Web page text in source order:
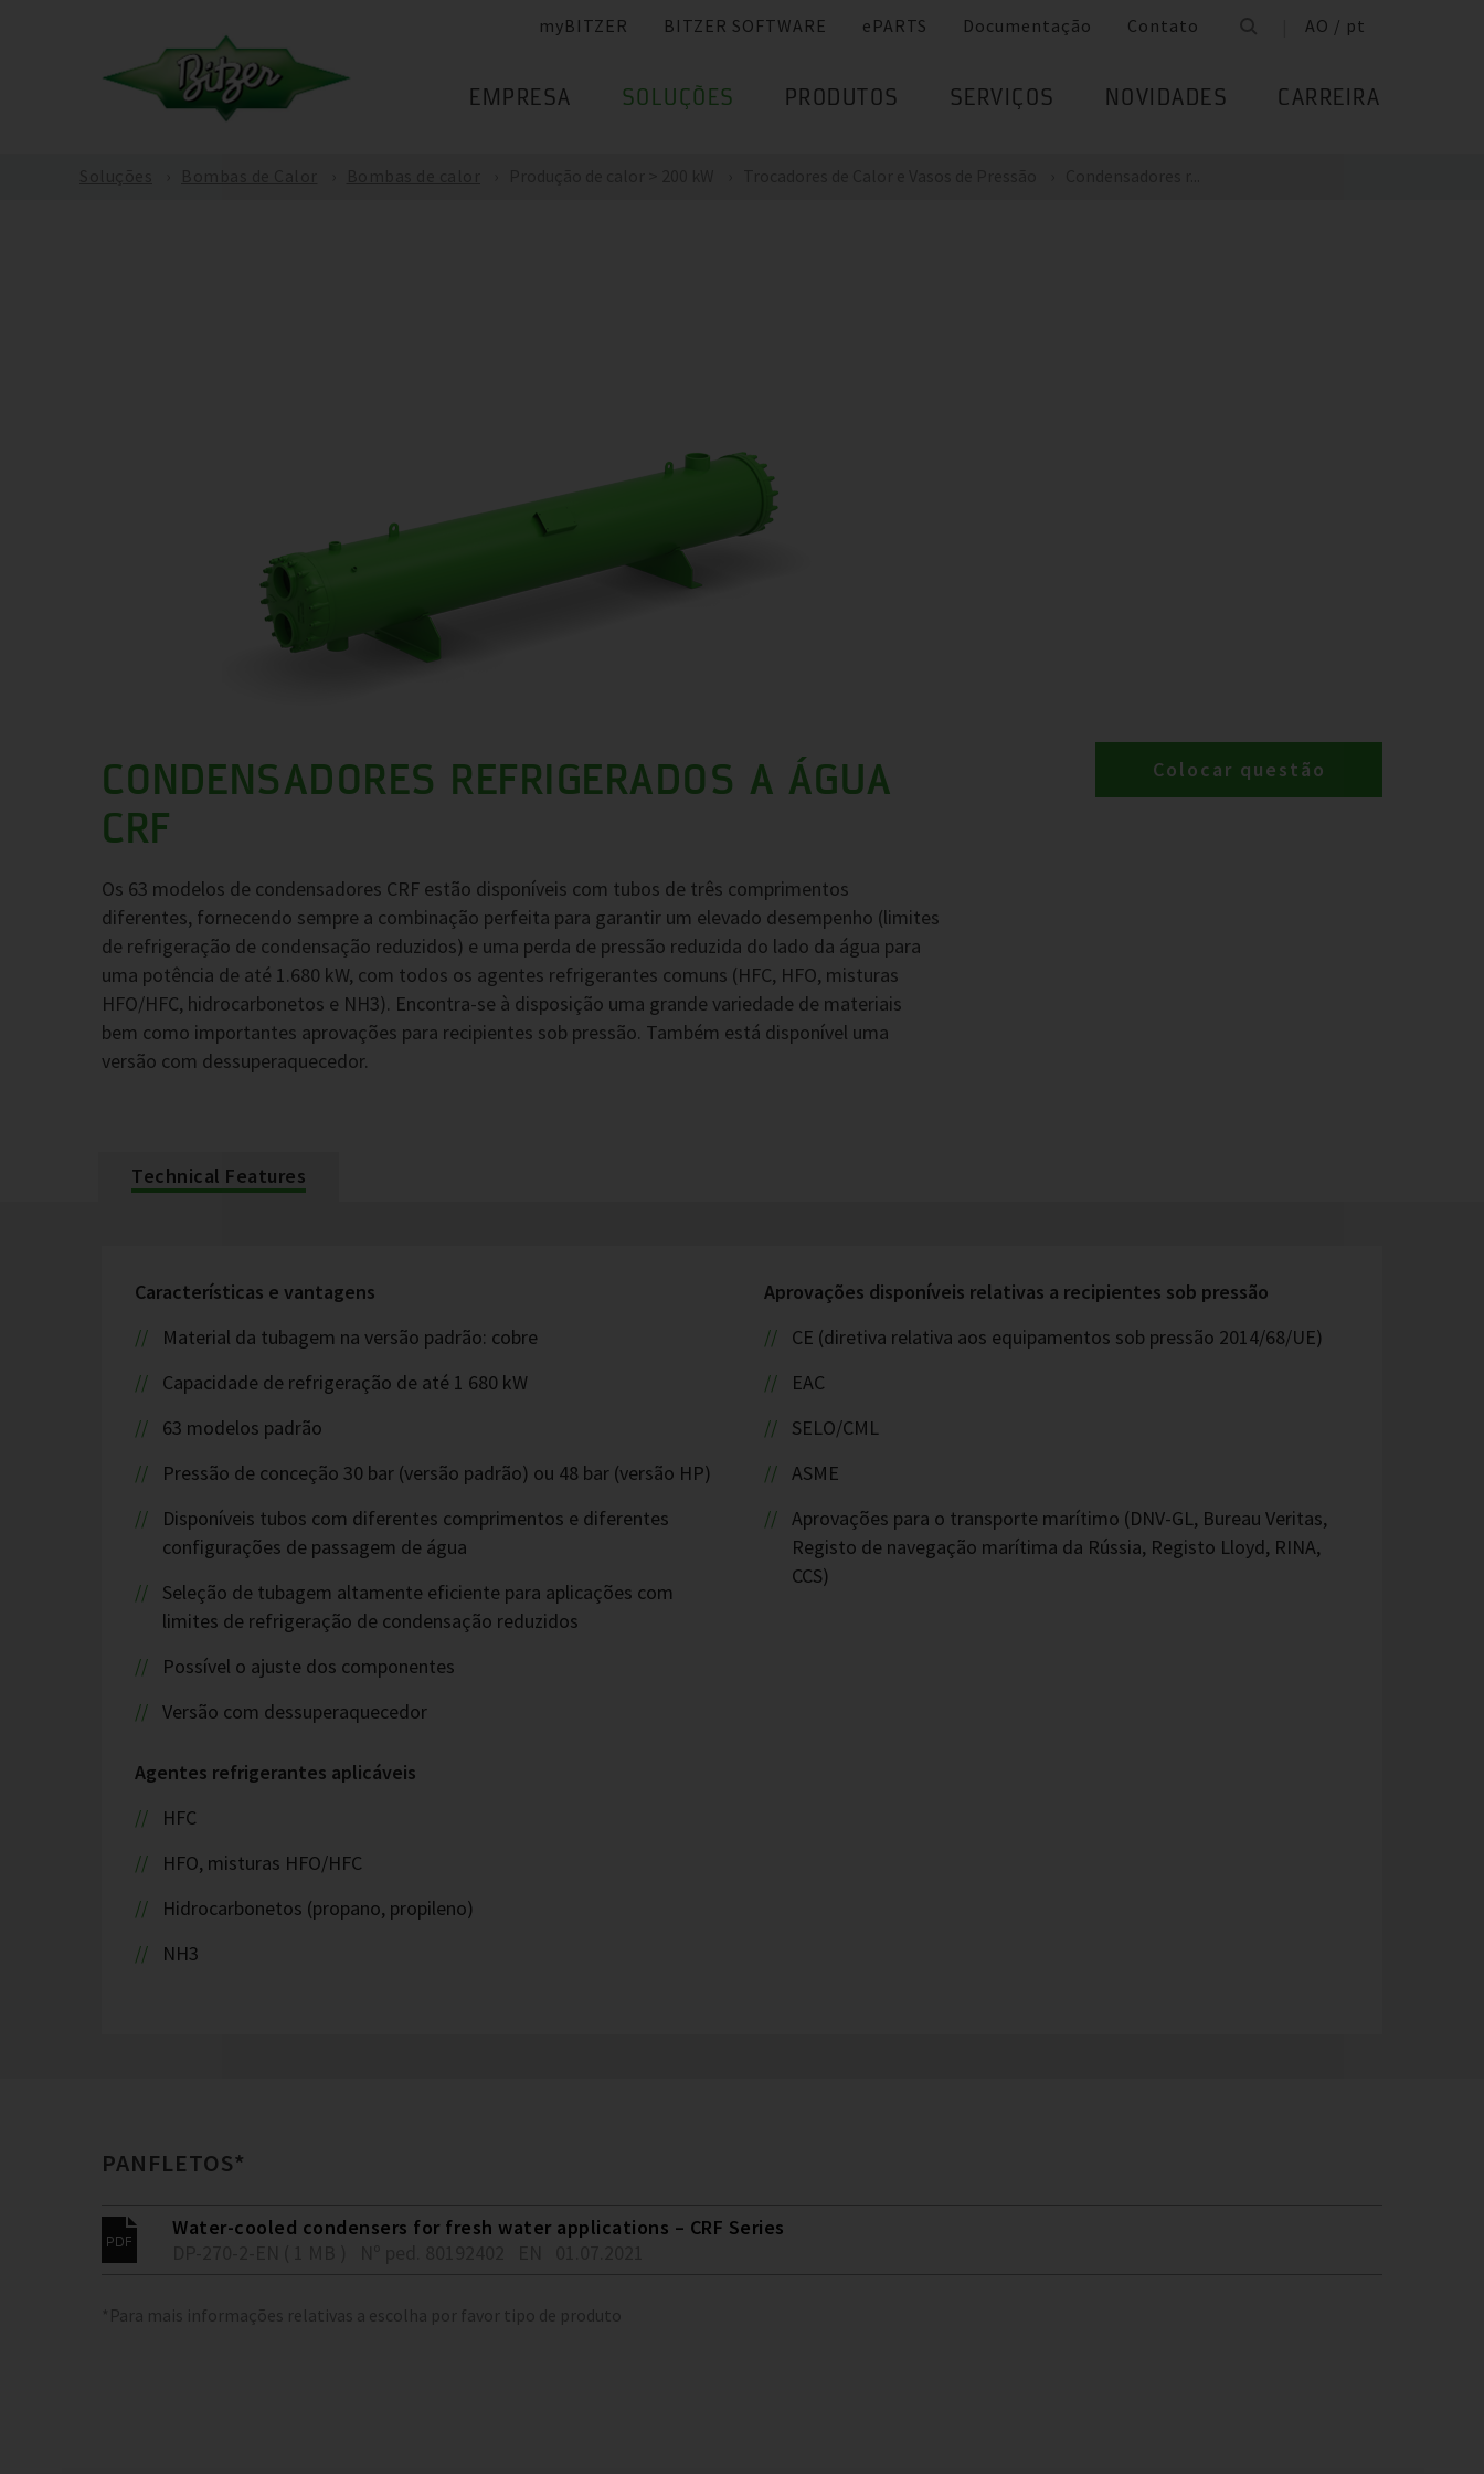
myBITZER BITZER SOFTWARE ePARTS Documentação Contato AO / pt
EMPRESA SOLUÇÕES PRODUTOS SERVIÇOS NOVIDADES CARREIRA
CONDENSADORES REFRIGERADOS A ÁGUA
CRF
Os 63 modelos de condensadores CRF estão disponíveis com tubos de três comprimentos
diferentes, fornecendo sempre a combinação perfeita para garantir um elevado desempenho (limites
de refrigeração de condensação reduzidos) e uma perda de pressão reduzida do lado da água para
uma potência de até 1.680 kW, com todos os agentes refrigerantes comuns (HFC, HFO, misturas
HFO/HFC, hidrocarbonetos e NH3). Encontra-se à disposição uma grande variedade de materiais
bem como importantes aprovações para recipientes sob pressão. Também está disponível uma
versão com dessuperaquecedor.
Colocar questão
Technical Features
Características e vantagens
Material da tubagem na versão padrão: cobre
Capacidade de refrigeração de até 1 680 kW
63 modelos padrão
Pressão de conceção 30 bar (versão padrão) ou 48 bar (versão HP)
Disponíveis tubos com diferentes comprimentos e diferentes
configurações de passagem de água
Seleção de tubagem altamente eficiente para aplicações com
limites de refrigeração de condensação reduzidos
Possível o ajuste dos componentes
Versão com dessuperaquecedor
Agentes refrigerantes aplicáveis
HFC
HFO, misturas HFO/HFC
Hidrocarbonetos (propano, propileno)
NH3
Aprovações disponíveis relativas a recipientes sob pressão
CE (diretiva relativa aos equipamentos sob pressão 2014/68/UE)
EAC
SELO/CML
ASME
Aprovações para o transporte marítimo (DNV-GL, Bureau Veritas,
Registo de navegação marítima da Rússia, Registo Lloyd, RINA,
CCS)
PANFLETOS*
Water-cooled condensers for fresh water applications – CRF Series
*Para mais informações relativas a escolha por favor tipo de produto